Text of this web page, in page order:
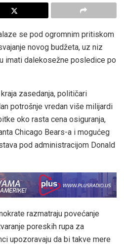
se pod ogromnim pritiskom
novog budžeta, uz niz
imati dalekosežne posledice po
zasedanja, političari
potrošnje vredan više milijardi
oko rasta cena osiguranja,
Chicago Bears-a i mogućeg
pod administracijom Donald
razmatraju povećanje
poreskih rupa za
upozoravaju da bi takve mere